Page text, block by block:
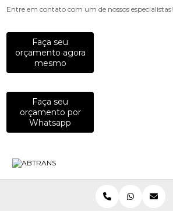
Entre em contato com um de nossos especialistas!
Faça seu
orçamento agora
mesmo
Faça seu
orçamento por
Whatsapp